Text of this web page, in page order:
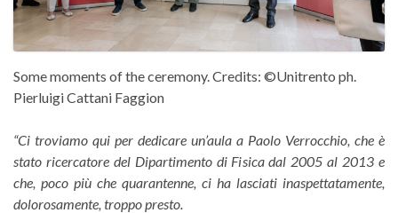
Some moments of the ceremony. Credits: ©Unitrento ph.
Pierluigi Cattani Faggion
“Ci troviamo qui per dedicare un’aula a Paolo Verrocchio, che è
stato ricercatore del Dipartimento di Fisica dal 2005 al 2013 e
che, poco più che quarantenne, ci ha lasciati inaspettatamente,
dolorosamente, troppo presto.